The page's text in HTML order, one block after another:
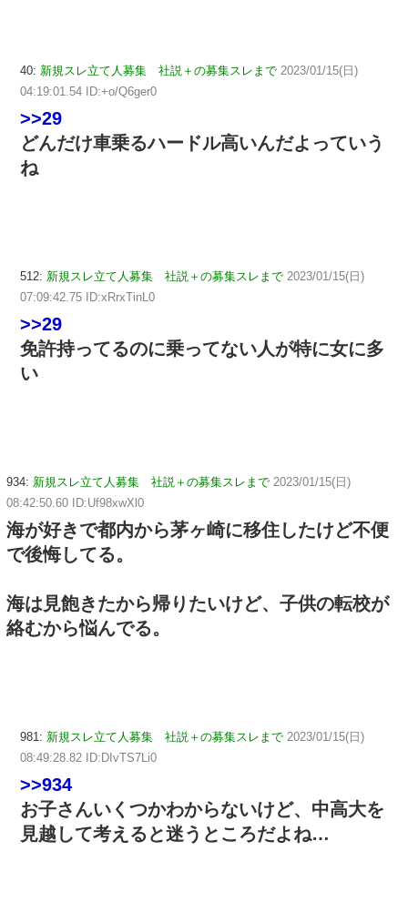
40: 新規スレ立て人募集 社説＋の募集スレまで 2023/01/15(日)
04:19:01.54 ID:+o/Q6ger0
>>29
どんだけ車乗るハードル高いんだよっていう
ね
512: 新規スレ立て人募集 社説＋の募集スレまで 2023/01/15(日)
07:09:42.75 ID:xRrxTinL0
>>29
免許持ってるのに乗ってない人が特に女に多
い
934: 新規スレ立て人募集 社説＋の募集スレまで 2023/01/15(日)
08:42:50.60 ID:Uf98xwXl0
海が好きで都内から茅ヶ崎に移住したけど不便
で後悔してる。
海は見飽きたから帰りたいけど、子供の転校が
絡むから悩んでる。
981: 新規スレ立て人募集 社説＋の募集スレまで 2023/01/15(日)
08:49:28.82 ID:DIvTS7Li0
>>934
お子さんいくつかわからないけど、中高大を
見越して考えると迷うところだよね…